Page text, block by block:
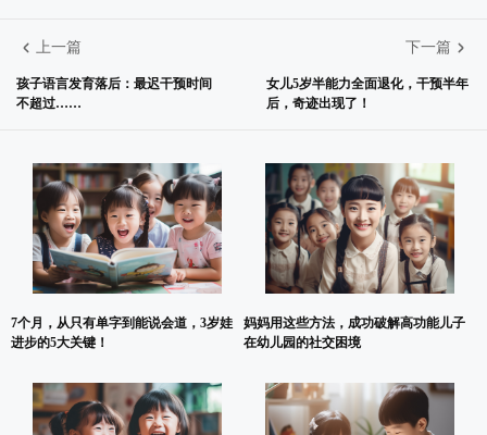
上一篇
孩子语言发育落后：最迟干预时间
不超过……
下一篇
女儿5岁半能力全面退化，干预半年
后，奇迹出现了！
7个月，从只有单字到能说会道，3岁娃
进步的5大关键！
妈妈用这些方法，成功破解高功能儿子
在幼儿园的社交困境